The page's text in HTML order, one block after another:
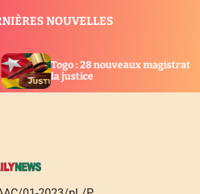
NOUVELLES
magistrats intégrés dans